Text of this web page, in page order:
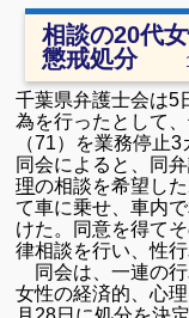
相談の20代
懲戒処分
千葉県弁護士会は5
為を行ったとして
（71）を業務停
同会によると、同
理の相談を希望し
て車に乗せ、車内
けた。同意を得て
律相談を行い、性
同会は、一連の行
女性の経済的、心